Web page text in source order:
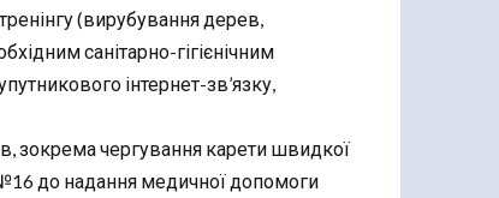
(вирубування дерев,
санітарно-гігієнічним
інтернет-зв’язку,
зокрема чергування карети швидкої
до надання медичної допомоги